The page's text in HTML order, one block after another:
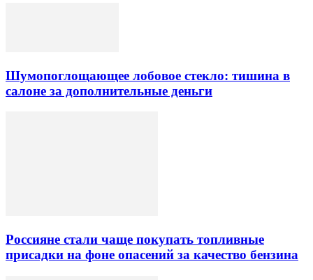
Шумопоглощающее лобовое стекло: тишина в
салоне за дополнительные деньги
Россияне стали чаще покупать топливные
присадки на фоне опасений за качество бензина